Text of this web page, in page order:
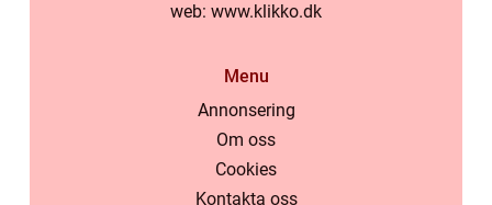
web: www.klikko.dk
Menu
Annonsering
Om oss
Cookies
Kontakta oss